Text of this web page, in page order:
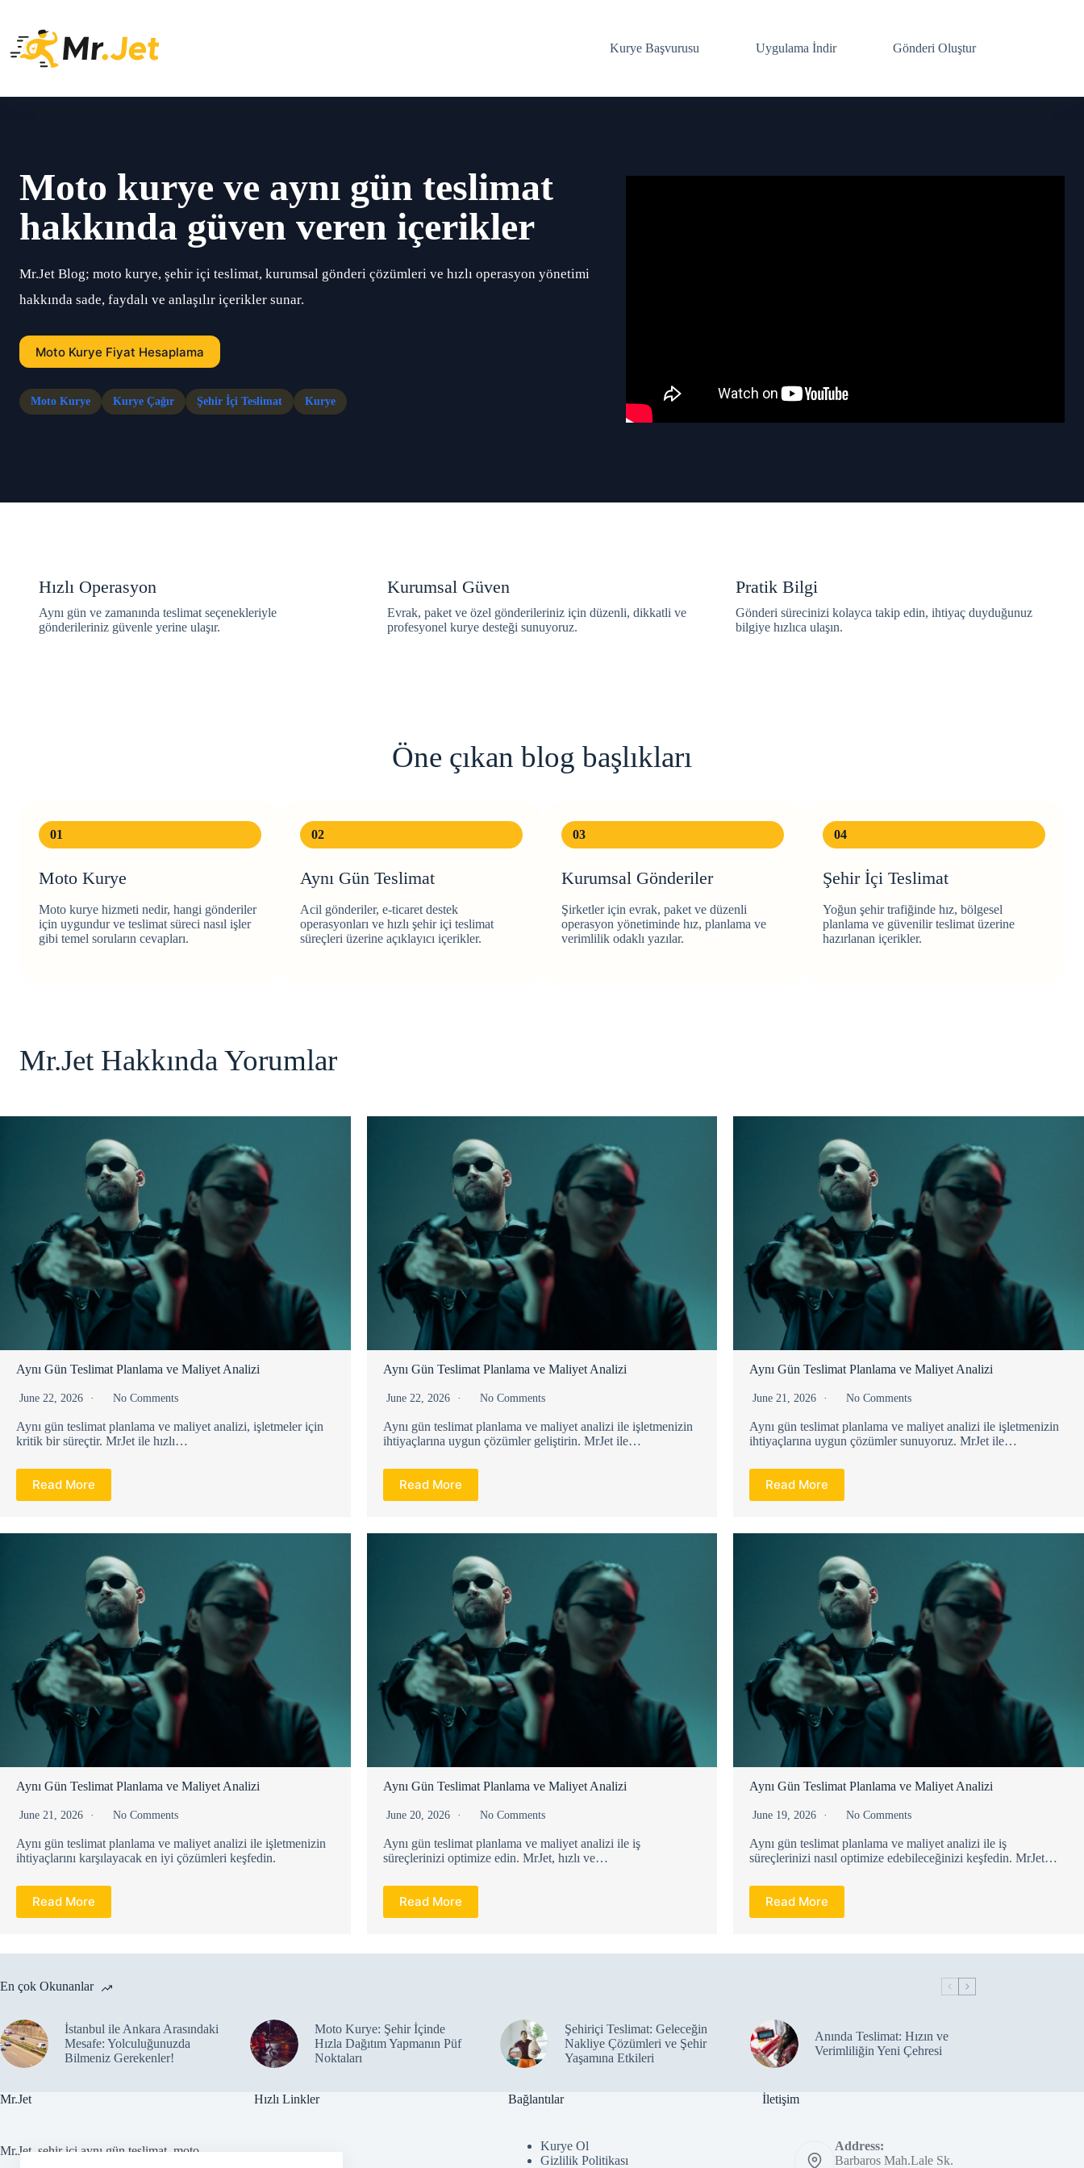
content
Kurye Başvurusu
Uygulama İndir Gönderi Oluştur
Moto kurye ve aynı gün teslimat
hakkında güven veren içerikler
Mr.Jet Blog; moto kurye, şehir içi teslimat, kurumsal gönderi çözümleri ve hızlı operasyon yönetimi
hakkında sade, faydalı ve anlaşılır içerikler sunar.
Moto Kurye Fiyat Hesaplama
Moto Kurye Kurye Çağır Şehir İçi Teslimat Kurye
Hızlı Operasyon
Aynı gün ve zamanında teslimat seçenekleriyle
gönderileriniz güvenle yerine ulaşır.
Kurumsal Güven
Evrak, paket ve özel gönderileriniz için düzenli, dikkatli ve
profesyonel kurye desteği sunuyoruz.
Pratik Bilgi
Gönderi sürecinizi kolayca takip edin, ihtiyaç duyduğunuz
bilgiye hızlıca ulaşın.
Öne çıkan blog başlıkları
01
Moto Kurye
Moto kurye hizmeti nedir, hangi gönderiler
için uygundur ve teslimat süreci nasıl işler
gibi temel soruların cevapları.
02
Aynı Gün Teslimat
Acil gönderiler, e-ticaret destek
operasyonları ve hızlı şehir içi teslimat
süreçleri üzerine açıklayıcı içerikler.
03
Kurumsal Gönderiler
Şirketler için evrak, paket ve düzenli
operasyon yönetiminde hız, planlama ve
verimlilik odaklı yazılar.
04
Şehir İçi Teslimat
Yoğun şehir trafiğinde hız, bölgesel
planlama ve güvenilir teslimat üzerine
hazırlanan içerikler.
Mr.Jet Hakkında Yorumlar
Aynı Gün Teslimat Planlama ve Maliyet Analizi
June 22, 2026 No Comments
Aynı gün teslimat planlama ve maliyet analizi, işletmeler için
kritik bir süreçtir. MrJet ile hızlı…
Read More
Aynı Gün Teslimat Planlama ve Maliyet Analizi
June 22, 2026 No Comments
Aynı gün teslimat planlama ve maliyet analizi ile işletmenizin
ihtiyaçlarına uygun çözümler geliştirin. MrJet ile…
Read More
Aynı Gün Teslimat Planlama ve Maliyet Analizi
June 21, 2026 No Comments
Aynı gün teslimat planlama ve maliyet analizi ile işletmenizin
ihtiyaçlarına uygun çözümler sunuyoruz. MrJet ile…
Read More
Aynı Gün Teslimat Planlama ve Maliyet Analizi
June 21, 2026 No Comments
Aynı gün teslimat planlama ve maliyet analizi ile işletmenizin
ihtiyaçlarını karşılayacak en iyi çözümleri keşfedin.
Read More
Aynı Gün Teslimat Planlama ve Maliyet Analizi
June 20, 2026 No Comments
Aynı gün teslimat planlama ve maliyet analizi ile iş
süreçlerinizi optimize edin. MrJet, hızlı ve…
Read More
Aynı Gün Teslimat Planlama ve Maliyet Analizi
June 19, 2026 No Comments
Aynı gün teslimat planlama ve maliyet analizi ile iş
süreçlerinizi nasıl optimize edebileceğinizi keşfedin. MrJet…
Read More
En çok Okunanlar
İstanbul ile Ankara Arasındaki
Mesafe: Yolculuğunuzda
Bilmeniz Gerekenler!
Moto Kurye: Şehir İçinde
Hızla Dağıtım Yapmanın Püf
Noktaları
Şehiriçi Teslimat: Geleceğin
Nakliye Çözümleri ve Şehir
Yaşamına Etkileri
Anında Teslimat: Hızın ve
Verimliliğin Yeni Çehresi
Mr.Jet
Mr.Jet, şehir içi aynı gün teslimat, moto
Hızlı Linkler Bağlantılar
Kurye Ol
Gizlilik Politikası
İletişim
Address:
Barbaros Mah.Lale Sk.